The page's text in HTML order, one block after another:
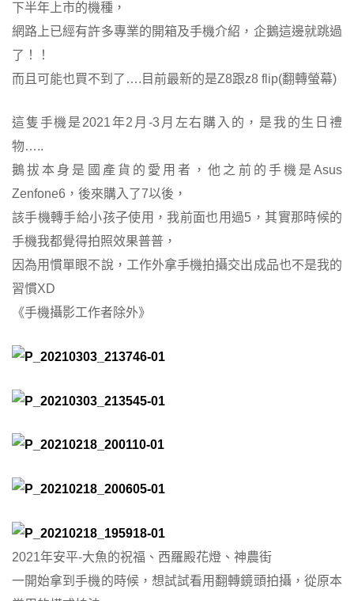
下半年上市的機種，
網路上已經有許多專業的開箱及手機介紹，企鵝這邊就跳過
了！！
而且可能也買不到了….目前最新的是Z8跟z8 flip(翻轉螢幕)
這隻手機是2021年2月-3月左右購入的，是我的生日禮
物…..
鵝拔本身是國產貨的愛用者，他之前的手機是Asus
Zenfone6，後來購入了7以後，
該手機轉手給小孩子使用，我前面也用過5，其實那時候的
手機我都覺得拍照效果普普，
因為用慣單眼不說，工作外拿手機拍攝交出成品也不是我的
習慣XD
《手機攝影工作者除外》
2021年安平-大魚的祝福、西羅殿花燈、神農街
一開始拿到手機的時候，想試試看用翻轉鏡頭拍攝，從原本